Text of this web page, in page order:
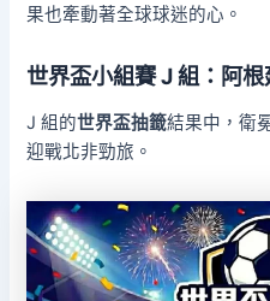
果也牽動著全球球迷的心。
世界盃小組賽 J 組：阿
J 組的世界盃抽籤結果中，衛
迎戰北非勁旅。